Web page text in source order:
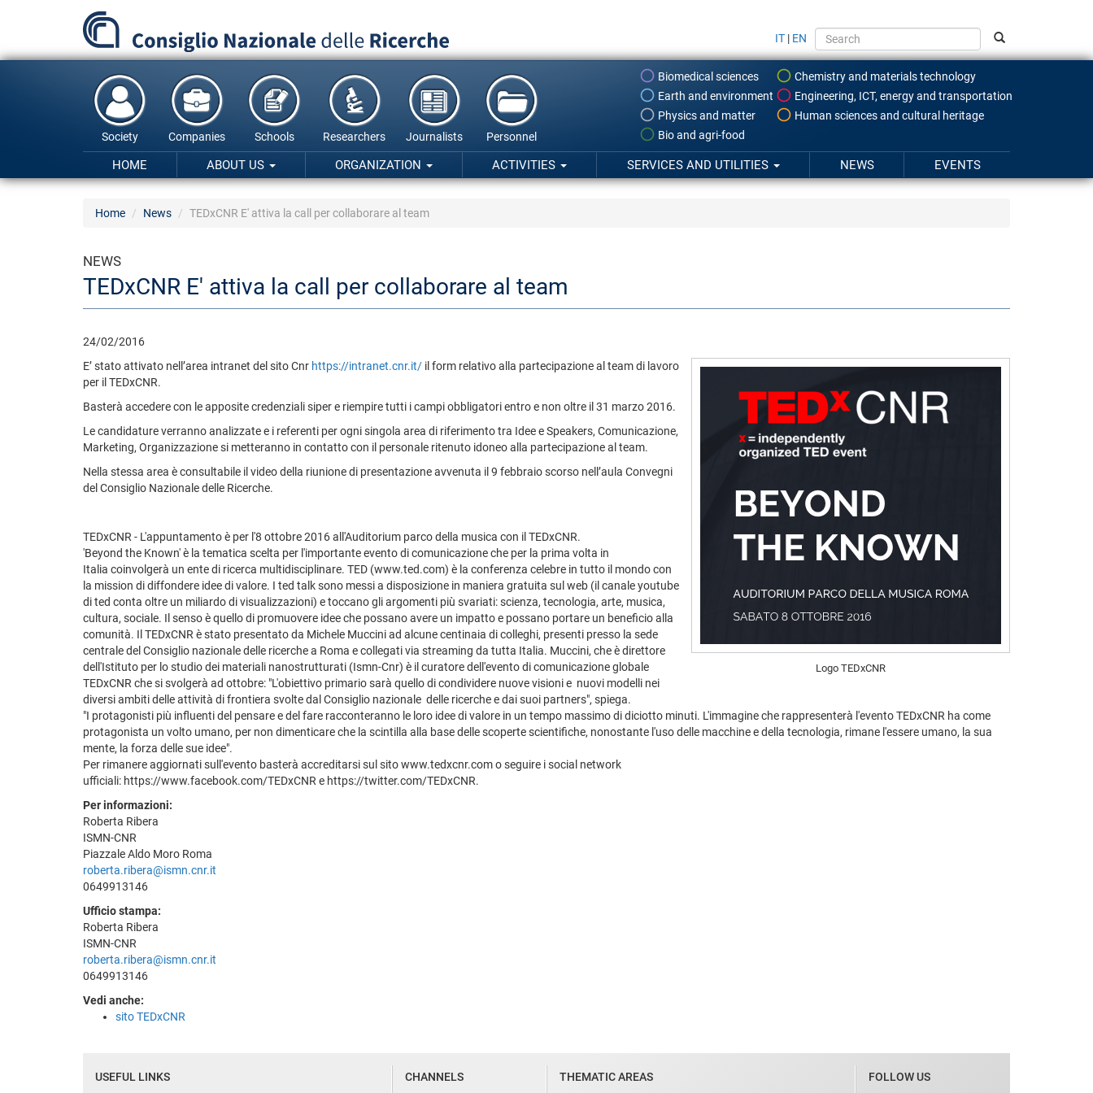
content
IT | EN
Biomedical sciences
Chemistry and materials technology
Earth and environment
Engineering, ICT, energy and transportation
Physics and matter
Human sciences and cultural heritage
Bio and agri-food
Society Companies Schools Researchers Journalists Personnel
HOME ABOUT US ORGANIZATION ACTIVITIES SERVICES AND UTILITIES NEWS EVENTS
Home News TEDxCNR E' attiva la call per collaborare al team
NEWS
TEDxCNR E' attiva la call per collaborare al team
24/02/2016
Logo TEDxCNR
E’ stato attivato nell’area intranet del sito Cnr https://intranet.cnr.it/ il form relativo alla partecipazione al team di lavoro
per il TEDxCNR.
Basterà accedere con le apposite credenziali siper e riempire tutti i campi obbligatori entro e non oltre il 31 marzo 2016.
Le candidature verranno analizzate e i referenti per ogni singola area di riferimento tra Idee e Speakers, Comunicazione,
Marketing, Organizzazione si metteranno in contatto con il personale ritenuto idoneo alla partecipazione al team.
Nella stessa area è consultabile il video della riunione di presentazione avvenuta il 9 febbraio scorso nell’aula Convegni
del Consiglio Nazionale delle Ricerche.
TEDxCNR - L'appuntamento è per l'8 ottobre 2016 all'Auditorium parco della musica con il TEDxCNR.
'Beyond the Known' è la tematica scelta per l'importante evento di comunicazione che per la prima volta in
Italia coinvolgerà un ente di ricerca multidisciplinare. TED (www.ted.com) è la conferenza celebre in tutto il mondo con
la mission di diffondere idee di valore. I ted talk sono messi a disposizione in maniera gratuita sul web (il canale youtube
di ted conta oltre un miliardo di visualizzazioni) e toccano gli argomenti più svariati: scienza, tecnologia, arte, musica,
cultura, sociale. Il senso è quello di promuovere idee che possano avere un impatto e possano portare un beneficio alla
comunità. Il TEDxCNR è stato presentato da Michele Muccini ad alcune centinaia di colleghi, presenti presso la sede
centrale del Consiglio nazionale delle ricerche a Roma e collegati via streaming da tutta Italia. Muccini, che è direttore
dell'Istituto per lo studio dei materiali nanostrutturati (Ismn-Cnr) è il curatore dell'evento di comunicazione globale
TEDxCNR che si svolgerà ad ottobre: "L'obiettivo primario sarà quello di condividere nuove visioni e nuovi modelli nei
diversi ambiti delle attività di frontiera svolte dal Consiglio nazionale delle ricerche e dai suoi partners", spiega.
"I protagonisti più influenti del pensare e del fare racconteranno le loro idee di valore in un tempo massimo di diciotto minuti. L'immagine che rappresenterà l'evento TEDxCNR ha come
protagonista un volto umano, per non dimenticare che la scintilla alla base delle scoperte scientifiche, nonostante l'uso delle macchine e della tecnologia, rimane l'essere umano, la sua
mente, la forza delle sue idee".
Per rimanere aggiornati sull'evento basterà accreditarsi sul sito www.tedxcnr.com o seguire i social network
ufficiali: https://www.facebook.com/TEDxCNR e https://twitter.com/TEDxCNR.
Per informazioni:
Roberta Ribera
ISMN-CNR
Piazzale Aldo Moro Roma
roberta.ribera@ismn.cnr.it
0649913146
Ufficio stampa:
Roberta Ribera
ISMN-CNR
roberta.ribera@ismn.cnr.it
0649913146
Vedi anche:
sito TEDxCNR
USEFUL LINKS
CHANNELS
THEMATIC AREAS
FOLLOW US